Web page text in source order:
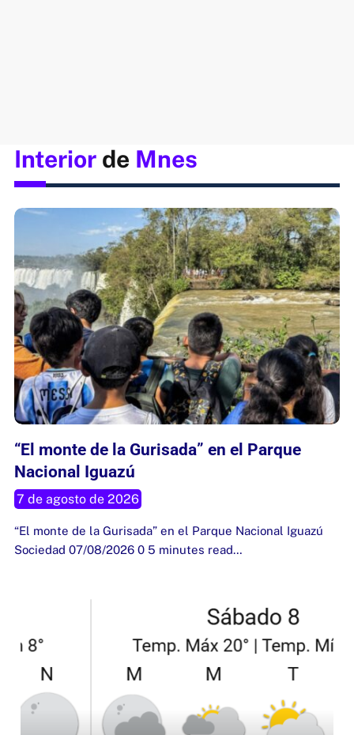
Interior de Mnes
“El monte de la Gurisada” en el Parque
Nacional Iguazú
7 de agosto de 2026
“El monte de la Gurisada” en el Parque Nacional Iguazú
Sociedad 07/08/2026 0 5 minutes read…